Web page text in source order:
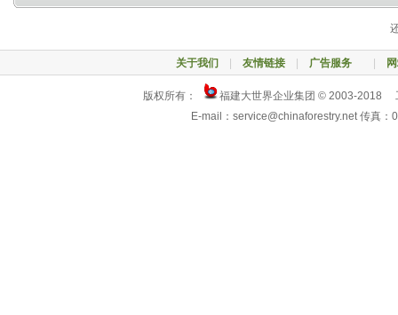
关于我们 友情链接| 广告服务
版权所有：
福建大世界企业集团 © 2003-2018
E-mail：service@chinaforestry.net 传真